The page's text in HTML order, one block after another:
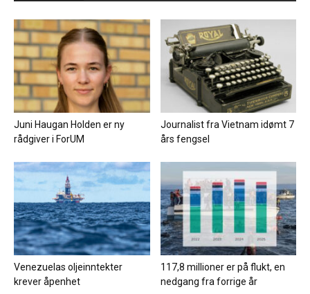
Juni Haugan Holden er ny
rådgiver i ForUM
Journalist fra Vietnam idømt 7
års fengsel
Venezuelas oljeinntekter
krever åpenhet
117,8 millioner er på flukt, en
nedgang fra forrige år